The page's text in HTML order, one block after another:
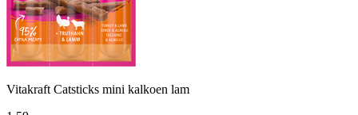
Vitakraft Catsticks mini kalkoen lam